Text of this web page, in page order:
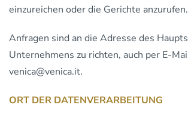
einzureichen oder die Gerichte anzurufen.
Anfragen sind an die Adresse des
Unternehmens zu richten, auch per E-
venica@venica.it.
ORT DER DATENVERARBEITUNG